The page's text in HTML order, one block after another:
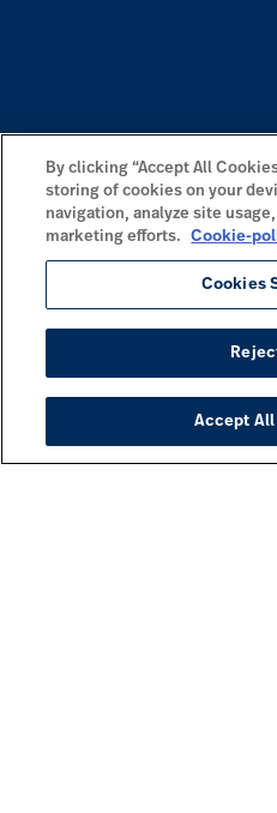
By clicking “Accept All
storing of cookies on your
navigation, analyze site
marketing efforts.
Cookie-
Cookies
Accept